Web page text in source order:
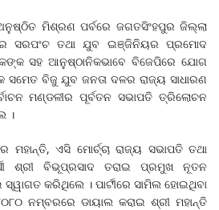
ମିଶ୍ରଣ ପର୍ବରେ ଜଗତସିଂହପୁର ଜିଲ୍ଲା
ସରପଂଚ ତଥା ଯୁବ ଇଞ୍ଜିନିୟର ପ୍ରମୋଦ
ସହ ଆନୁଷ୍ଠାନିକଭାବେ ବିଜେପିରେ ଯୋଗ
ସମେତ ବିଜୁ ଯୁବ ଜନତା ଦଳର ରାଜ୍ୟ ସାଧାରଣ
ମଣ୍ଡଳୀର ପୂର୍ବତନ ସଭାପତି ତ୍ରିଲୋଚନ
।
ମହାନ୍ତି, ଏସି ମୋର୍ଚ୍ଚା ରାଜ୍ୟ ସଭାପତି ତଥା
ଶ୍ରୀ ବିଭୂପ୍ରସାଦ ତରାଇ ପ୍ରମୁଖ ନୂତନ
କରିଥିଲେ । ପାର୍ଟୀରେ ସାମିଲ ହୋଇଥିବା
ନମ୍ବରରେ ଡାୟାଲ କରାଇ ଶ୍ରୀ ମହାନ୍ତି